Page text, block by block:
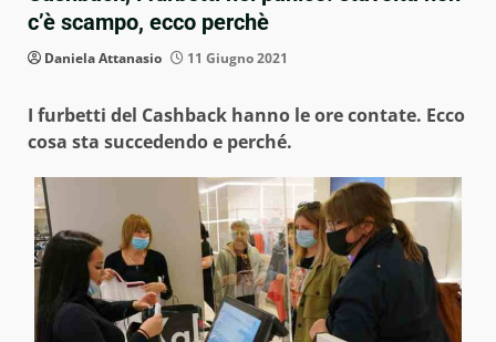
c’è scampo, ecco perchè
Daniela Attanasio 11 Giugno 2021
I furbetti del Cashback hanno le ore contate. Ecco
cosa sta succedendo e perché.